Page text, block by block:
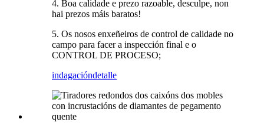
4. Boa calidade e prezo razoable, desculpe, non
hai prezos máis baratos!
5. Os nosos enxeñeiros de control de calidade no
campo para facer a inspección final e o
CONTROL DE PROCESO;
indagacióndetalle